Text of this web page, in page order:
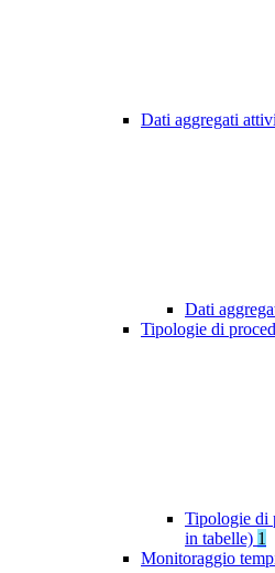
Dati aggregati
Dati
Tipologie di
Tipologie di
in tabelle) 1
Monitoraggio